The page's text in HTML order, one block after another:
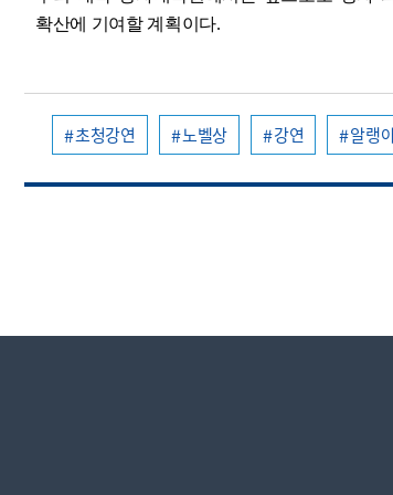
확산에 기여할 계획이다.
초청강연 노벨상 강연 알랭